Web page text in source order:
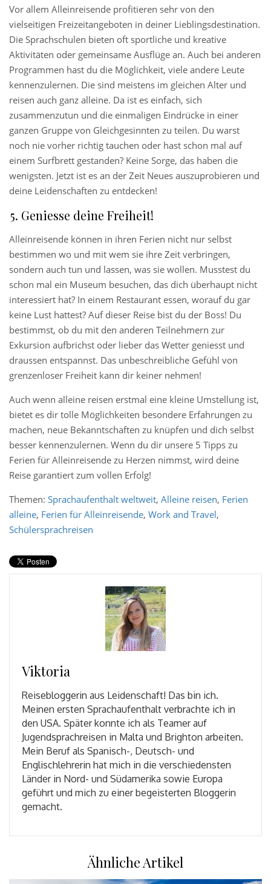
Vor allem Alleinreisende profitieren sehr von den
vielseitigen Freizeitangeboten in deiner Lieblingsdestination.
Die Sprachschulen bieten oft sportliche und kreative
Aktivitäten oder gemeinsame Ausflüge an. Auch bei anderen
Programmen hast du die Möglichkeit, viele andere Leute
kennenzulernen. Die sind meistens im gleichen Alter und
reisen auch ganz alleine. Da ist es einfach, sich
zusammenzutun und die einmaligen Eindrücke in einer
ganzen Gruppe von Gleichgesinnten zu teilen. Du warst
noch nie vorher richtig tauchen oder hast schon mal auf
einem Surfbrett gestanden? Keine Sorge, das haben die
wenigsten. Jetzt ist es an der Zeit Neues auszuprobieren und
deine Leidenschaften zu entdecken!
Geniesse deine Freiheit!
Alleinreisende können in ihren Ferien nicht nur selbst
bestimmen wo und mit wem sie ihre Zeit verbringen,
sondern auch tun und lassen, was sie wollen. Musstest du
schon mal ein Museum besuchen, das dich überhaupt nicht
interessiert hat? In einem Restaurant essen, worauf du gar
keine Lust hattest? Auf dieser Reise bist du der Boss! Du
bestimmst, ob du mit den anderen Teilnehmern zur
Exkursion aufbrichst oder lieber das Wetter geniesst und
draussen entspannst. Das unbeschreibliche Gefühl von
grenzenloser Freiheit kann dir keiner nehmen!
Auch wenn alleine reisen erstmal eine kleine Umstellung ist,
bietet es dir tolle Möglichkeiten besondere Erfahrungen zu
machen, neue Bekanntschaften zu knüpfen und dich selbst
besser kennenzulernen. Wenn du dir unsere 5 Tipps zu
Ferien für Alleinreisende zu Herzen nimmst, wird deine
Reise garantiert zum vollen Erfolg!
Themen: Sprachaufenthalt weltweit, Alleine reisen, Ferien
alleine, Ferien für Alleinreisende, Work and Travel,
Schülersprachreisen
Viktoria
Reisebloggerin aus Leidenschaft! Das bin ich.
Meinen ersten Sprachaufenthalt verbrachte ich in
den USA. Später konnte ich als Teamer auf
Jugendsprachreisen in Malta und Brighton arbeiten.
Mein Beruf als Spanisch-, Deutsch- und
Englischlehrerin hat mich in die verschiedensten
Länder in Nord- und Südamerika sowie Europa
geführt und mich zu einer begeisterten Bloggerin
gemacht.
Ähnliche Artikel